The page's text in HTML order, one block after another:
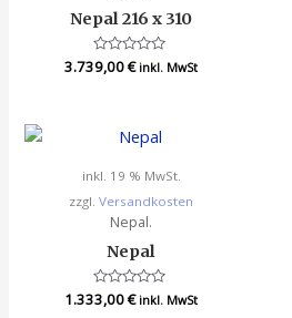
Nepal 216 x 310
Bewertet
mit
3.739,00€ inkl. MwSt
inkl. 19 % MwSt.
zzgl.Versandkosten
Nepal.
Nepal
Bewertet
mit
1.333,00€ inkl. MwSt